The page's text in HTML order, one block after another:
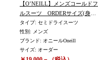
【O’NEILL】メンズコールドフ
ルスーツ ORDERサイズ(身長
171㎝体重62㎏) ※SH‐10
タイプ: セミドライスーツ
性別: メンズ
ブランド: オニールOneill
サイズ: オーダー